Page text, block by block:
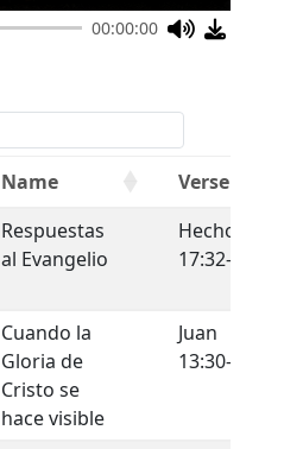
00:00:00
Name
Verse
Respuestas
al Evangelio
Hechos
17:32-34
Cuando la
Gloria de
Cristo se
hace visible
Juan
13:30-35